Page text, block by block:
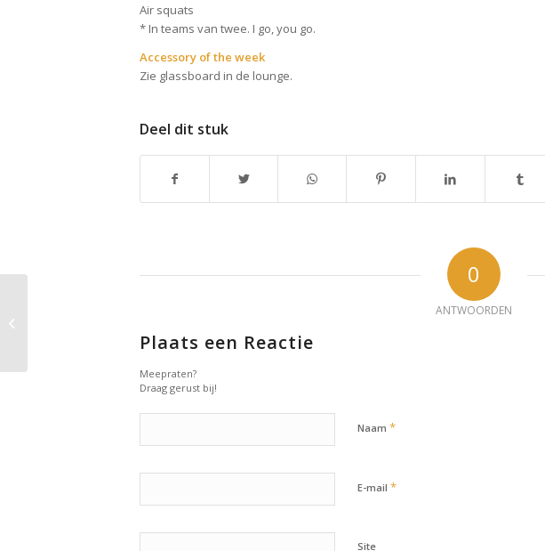
Air squats
* In teams van twee. I go, you go.
Accessory of the week
Zie glassboard in de lounge.
Deel dit stuk
0
ANTWOORDEN
Plaats een Reactie
Meepraten?
Draag gerust bij!
Naam *
E-mail *
Site